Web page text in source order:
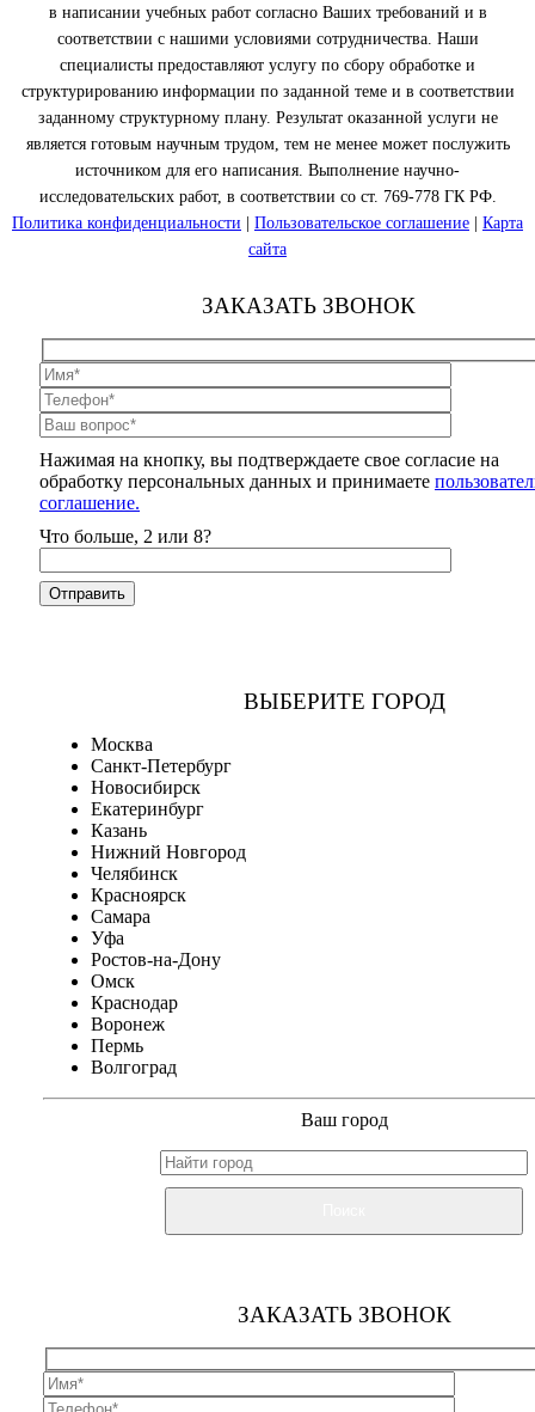
в написании учебных работ согласно Ваших требований и в
соответствии с нашими условиями сотрудничества. Наши
специалисты предоставляют услугу по сбору обработке и
структурированию информации по заданной теме и в соответствии
заданному структурному плану. Результат оказанной услуги не
является готовым научным трудом, тем не менее может послужить
источником для его написания. Выполнение научно-
исследовательских работ, в соответствии со ст. 769-778 ГК РФ.
Политика конфиденциальности
Пользовательское соглашение
Карта
сайта
ЗАКАЗАТЬ ЗВОНОК
Нажимая на кнопку, вы подтверждаете свое согласие на
обработку персональных данных и принимаете
соглашение.
Что больше, 2 или 8?
ВЫБЕРИТЕ ГОРОД
Москва
Санкт-Петербург
Новосибирск
Екатеринбург
Казань
Нижний Новгород
Челябинск
Красноярск
Самара
Уфа
Ростов-на-Дону
Омск
Краснодар
Воронеж
Пермь
Волгоград
Ваш город
ЗАКАЗАТЬ ЗВОНОК